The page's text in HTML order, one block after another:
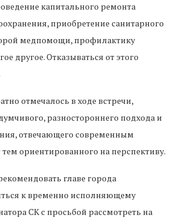
капитального ремонта
приобретение санитарного
медпомощи, профилактику
другое. Отказываться от этого
отмечалось в ходе встречи,
разностороннего подхода и
отвечающего современным
ориентированного на перспективу.
главе города
к временно исполняющему
СК с просьбой рассмотреть на